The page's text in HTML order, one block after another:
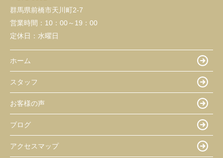
群馬県前橋市天川町2-7
営業時間： 10：00～19：00
定休日： 水曜日
ホーム
スタッフ
お客様の声
ブログ
アクセスマップ